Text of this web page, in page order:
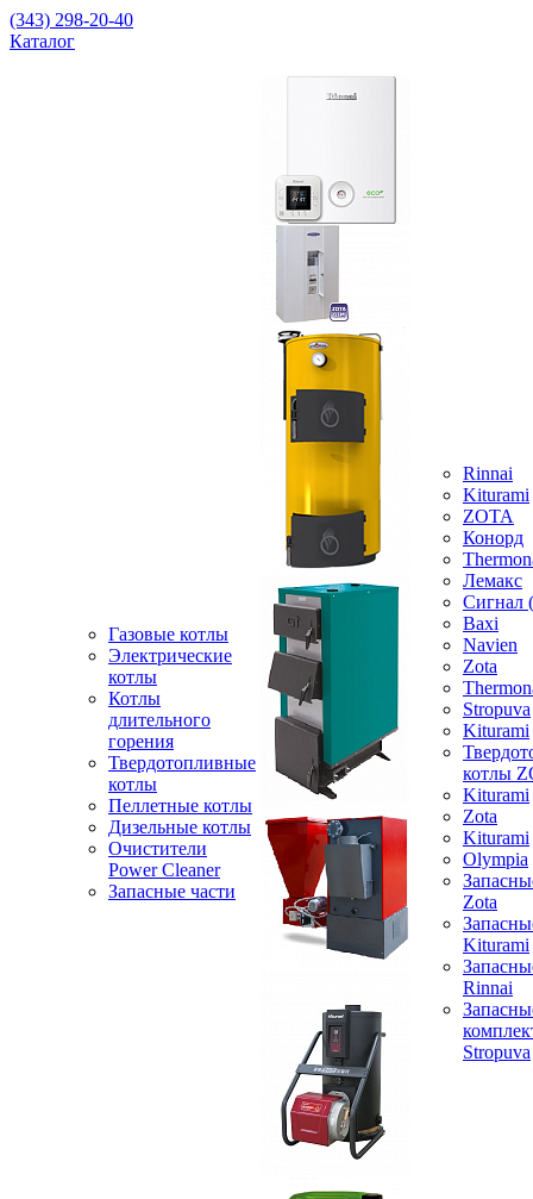
(343) 298-20-40
Каталог
Газовые котлы
Электрические
котлы
Котлы
длительного
горения
Твердотопливные
котлы
Пеллетные котлы
Дизельные котлы
Очистители
Power Cleaner
Запасные части
Rinnai
Kiturami
ZOTA
Конорд
Лемакс
Baxi
Navien
Zota
Stropuva
Kiturami
котлы
Kiturami
Zota
Kiturami
Olympia
Zota
Kiturami
Rinnai
Stropuva